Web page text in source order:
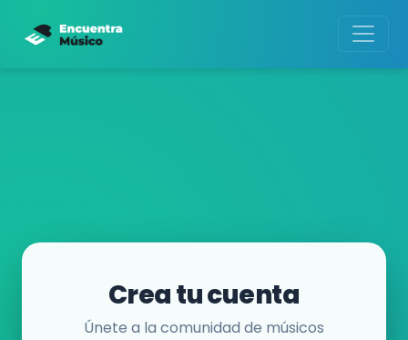
Crea tu cuenta
Únete a la comunidad de músicos